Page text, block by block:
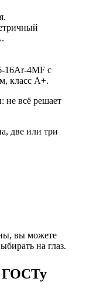
16Ar-4MF с
класс A+.
не всё решает
две или три
вы можете
на глаз.
ГОСТу